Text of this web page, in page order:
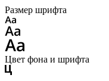
Размер шрифта
Цвет фона и шрифта